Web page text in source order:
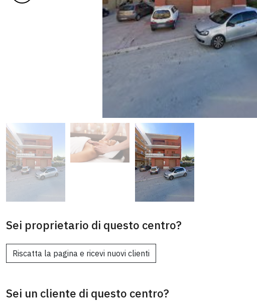
Sei proprietario di questo centro?
Riscatta la pagina e ricevi nuovi clienti
Sei un cliente di questo centro?